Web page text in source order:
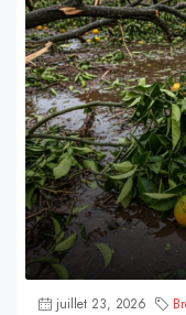
juillet 23, 2026